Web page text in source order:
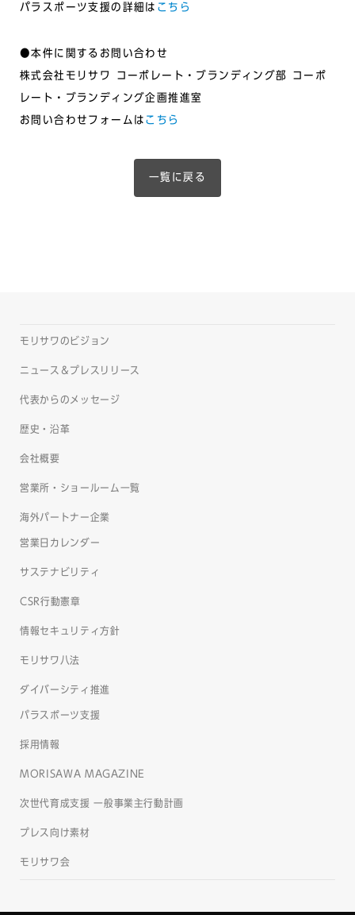
パラスポーツ支援の詳細は こちら
●本件に関するお問い合わせ
株式会社モリサワ コーポレート・ブランディング部 コーポ
レート・ブランディング企画推進室
お問い合わせフォームは こちら
一覧に戻る
モリサワのビジョン
ニュース＆プレスリリース
代表からのメッセージ
歴史・沿革
会社概要
営業所・ショールーム一覧
海外パートナー企業
営業日カレンダー
サステナビリティ
CSR行動憲章
情報セキュリティ方針
モリサワ八法
ダイバーシティ推進
パラスポーツ支援
採用情報
MORISAWA MAGAZINE
次世代育成支援 一般事業主行動計画
プレス向け素材
モリサワ会